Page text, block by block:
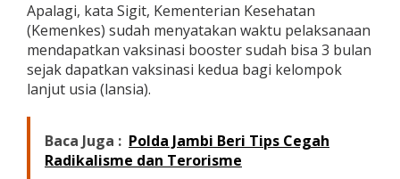
g
i
a
s
a
k
a
Apalagi, kata Sigit, Kementerian Kesehatan
(Kemenkes) sudah menyatakan waktu pelaksanaan
mendapatkan vaksinasi booster sudah bisa 3 bulan
sejak dapatkan vaksinasi kedua bagi kelompok
lanjut usia (lansia).
Baca Juga : Polda Jambi Beri Tips Cegah
Radikalisme dan Terorisme